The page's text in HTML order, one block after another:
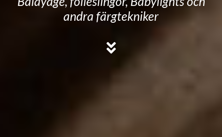
andra färgtekniker